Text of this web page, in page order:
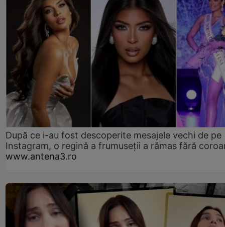
După ce i-au fost descoperite mesajele vechi de pe
Instagram, o regină a frumuseții a rămas fără
www.antena3.ro